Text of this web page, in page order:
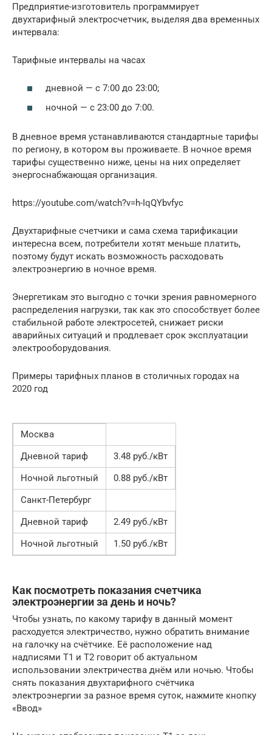
Предприятие-изготовитель программирует
двухтарифный электросчетчик, выделяя два временных
интервала:
Тарифные интервалы на часах
дневной — с 7:00 до 23:00;
ночной — с 23:00 до 7:00.
В дневное время устанавливаются стандартные тарифы
по региону, в котором вы проживаете. В ночное время
тарифы существенно ниже, цены на них определяет
энергоснабжающая организация.
https://youtube.com/watch?v=h-IqQYbvfyc
Двухтарифные счетчики и сама схема тарификации
интересна всем, потребители хотят меньше платить,
поэтому будут искать возможность расходовать
электроэнергию в ночное время.
Энергетикам это выгодно с точки зрения равномерного
распределения нагрузки, так как это способствует более
стабильной работе электросетей, снижает риски
аварийных ситуаций и продлевает срок эксплуатации
электрооборудования.
Примеры тарифных планов в столичных городах на
2020 год
Москва
Дневной тариф
3.48 руб./кВт
Ночной льготный
0.88 руб./кВт
Санкт-Петербург
Дневной тариф
2.49 руб./кВт
Ночной льготный
1.50 руб./кВт
Как посмотреть показания счетчика
электроэнергии за день и ночь?
Чтобы узнать, по какому тарифу в данный момент
расходуется электричество, нужно обратить внимание
на галочку на счётчике. Её расположение над
надписями Т1 и Т2 говорит об актуальном
использовании электричества днём или ночью. Чтобы
снять показания двухтарифного счётчика
электроэнергии за разное время суток, нажмите кнопку
«Ввод»